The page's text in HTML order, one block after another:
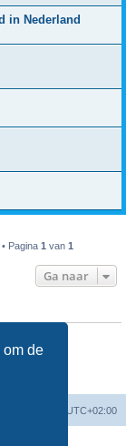
om de
in Nederland
Pagina 1 van 1
Ga naar
UTC+02:00
Limited